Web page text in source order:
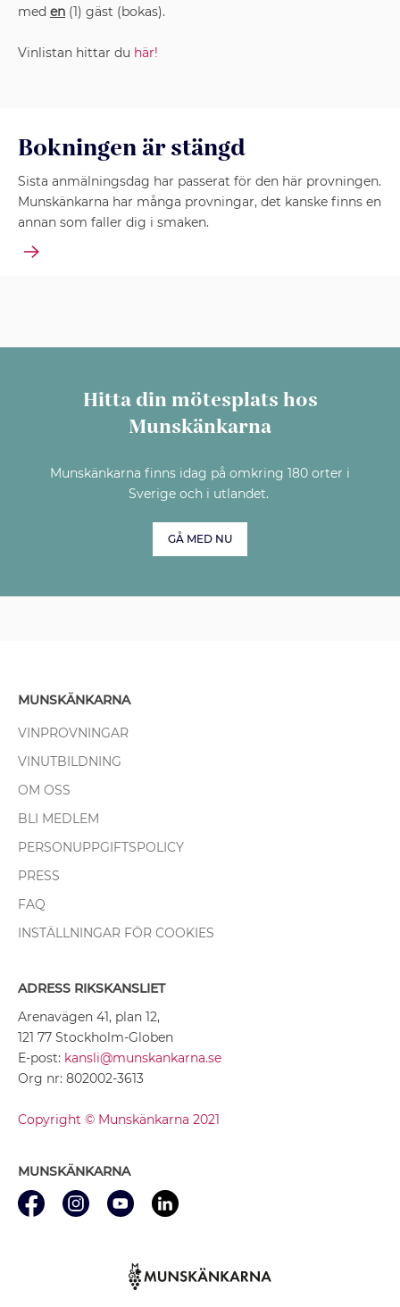
med en (1) gäst (bokas).
Vinlistan hittar du här!
Bokningen är stängd
Sista anmälningsdag har passerat för den här provningen.
Munskänkarna har många provningar, det kanske finns en
annan som faller dig i smaken.
Hitta din mötesplats hos
Munskänkarna
Munskänkarna finns idag på omkring 180 orter i
Sverige och i utlandet.
GÅ MED NU
MUNSKÄNKARNA
VINPROVNINGAR
VINUTBILDNING
OM OSS
BLI MEDLEM
PERSONUPPGIFTSPOLICY
PRESS
FAQ
INSTÄLLNINGAR FÖR COOKIES
ADRESS RIKSKANSLIET
Arenavägen 41, plan 12,
121 77 Stockholm-Globen
E-post: kansli@munskankarna.se
Org nr: 802002-3613
Copyright © Munskänkarna 2021
MUNSKÄNKARNA